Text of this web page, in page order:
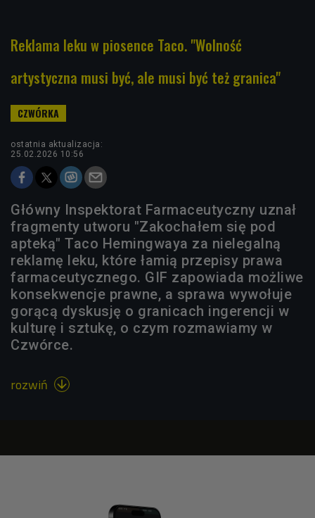
Reklama leku w piosence Taco. "Wolność
artystyczna musi być, ale musi być też granica"
ostatnia aktualizacja:
25.02.2026 10:56
Główny Inspektorat Farmaceutyczny uznał
fragmenty utworu "Zakochałem się pod
apteką" Taco Hemingwaya za nielegalną
reklamę leku, które łamią przepisy prawa
farmaceutycznego. GIF zapowiada możliwe
konsekwencje prawne, a sprawa wywołuje
gorącą dyskusję o granicach ingerencji w
kulturę i sztukę, o czym rozmawiamy w
Czwórce.
rozwiń 